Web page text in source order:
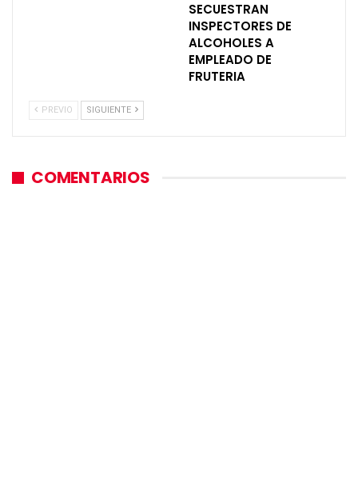
SECUESTRAN
INSPECTORES DE
ALCOHOLES A
EMPLEADO DE
FRUTERIA
PREVIO SIGUIENTE
COMENTARIOS